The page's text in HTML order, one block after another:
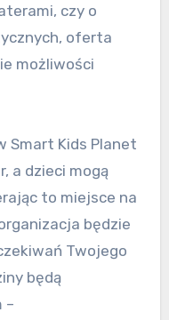
czy o
oferta
możliwości
Smart Kids Planet
a dzieci mogą
to miejsce na
będzie
Twojego
będą
–